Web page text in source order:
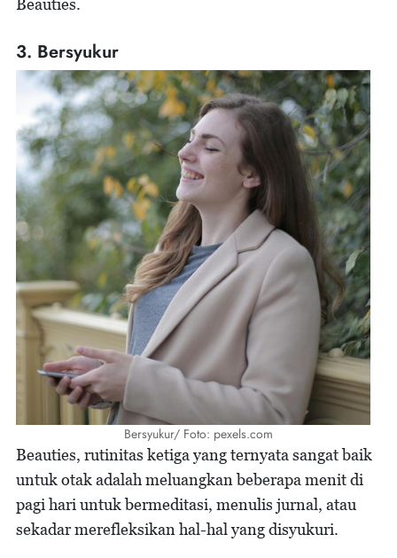
Beauties.
3. Bersyukur
Bersyukur/ Foto: pexels.com
Beauties, rutinitas ketiga yang ternyata sangat baik
untuk otak adalah meluangkan beberapa menit di
pagi hari untuk bermeditasi, menulis jurnal, atau
sekadar merefleksikan hal-hal yang disyukuri.